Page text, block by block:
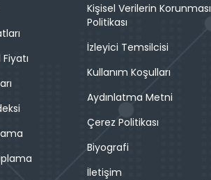
Kişisel Verilerin Korunması
Politikası
İzleyici Temsilcisi
Kullanım Koşulları
Aydınlatma Metni
Çerez Politikası
Biyografi
İletişim